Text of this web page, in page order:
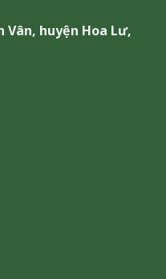
Vân, huyện Hoa Lư,